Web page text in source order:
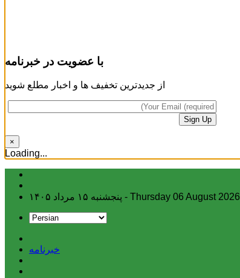
با عضویت در خبرنامه
از جدیدترین تخفیف ها و اخبار مطلع شوید
×
Loading...
content
پنجشنبه ۱۵ مرداد ۱۴۰۵ - Thursday 06 August 2026
خبرنامه